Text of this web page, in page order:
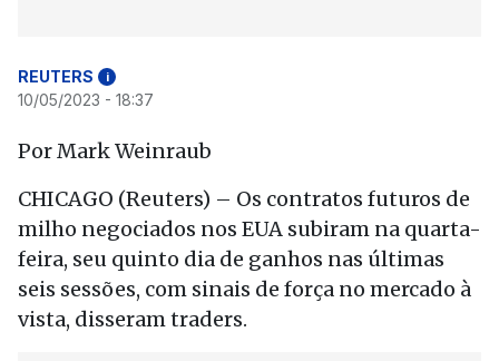
REUTERS i
10/05/2023 - 18:37
Por Mark Weinraub
CHICAGO (Reuters) – Os contratos futuros de
milho negociados nos EUA subiram na quarta-
feira, seu quinto dia de ganhos nas últimas
seis sessões, com sinais de força no mercado à
vista, disseram traders.